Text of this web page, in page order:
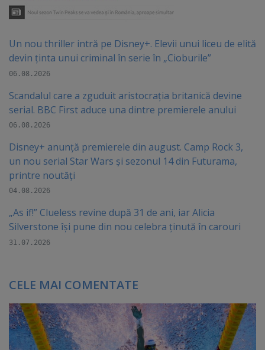
Un nou thriller intră pe Disney+. Elevii unui liceu de elită
devin ținta unui criminal în serie în „Cioburile”
06.08.2026
Scandalul care a zguduit aristocrația britanică devine
serial. BBC First aduce una dintre premierele anului
06.08.2026
Disney+ anunță premierele din august. Camp Rock 3,
un nou serial Star Wars și sezonul 14 din Futurama,
printre noutăți
04.08.2026
„As if!” Clueless revine după 31 de ani, iar Alicia
Silverstone își pune din nou celebra ținută în carouri
31.07.2026
CELE MAI COMENTATE